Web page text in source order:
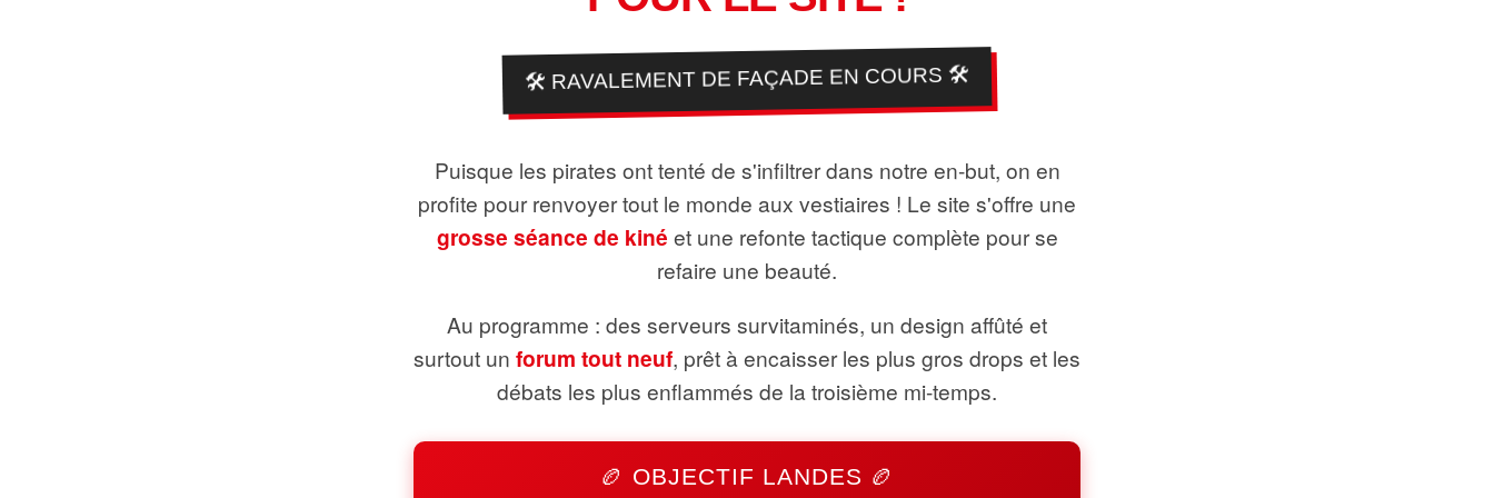
🛠️ RAVALEMENT DE FAÇADE EN COURS 🛠️
Puisque les pirates ont tenté de s'infiltrer dans notre en-but, on en
profite pour renvoyer tout le monde aux vestiaires ! Le site s'offre une
grosse séance de kiné et une refonte tactique complète pour se
refaire une beauté.
Au programme : des serveurs survitaminés, un design affûté et
surtout un forum tout neuf, prêt à encaisser les plus gros drops et les
débats les plus enflammés de la troisième mi-temps.
🏉 OBJECTIF LANDES 🏉